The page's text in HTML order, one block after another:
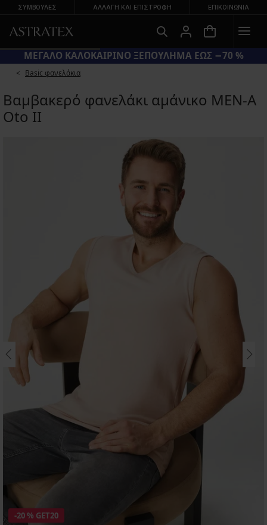
ΣΥΜΒΟΥΛΕΣ ΑΛΛΑΓΉ ΚΑΙ ΕΠΙΣΤΡΟΦΉ ΕΠΙΚΟΙΝΩΝΊΑ
ΜΕΓΑΛΟ ΚΑΛΟΚΑΙΡΙΝΟ ΞΕΠΟΥΛΗΜΑ ΕΩΣ −70 %
Basic φανελάκια
Βαμβακερό φανελάκι αμάνικο MEN-A
Oto II
-20 % GET20